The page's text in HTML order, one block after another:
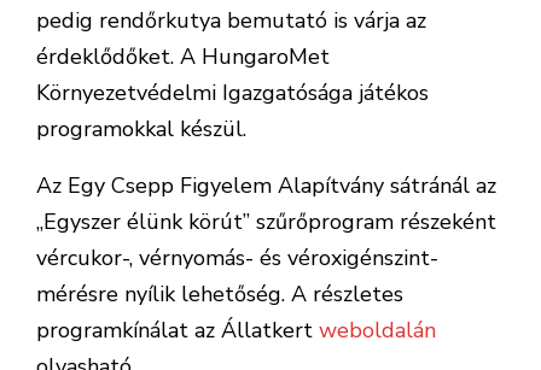
pedig rendőrkutya bemutató is várja az
érdeklődőket. A HungaroMet
Környezetvédelmi Igazgatósága játékos
programokkal készül.
Az Egy Csepp Figyelem Alapítvány sátránál az
„Egyszer élünk körút” szűrőprogram részeként
vércukor-, vérnyomás- és véroxigénszint-
mérésre nyílik lehetőség. A részletes
programkínálat az Állatkert weboldalán